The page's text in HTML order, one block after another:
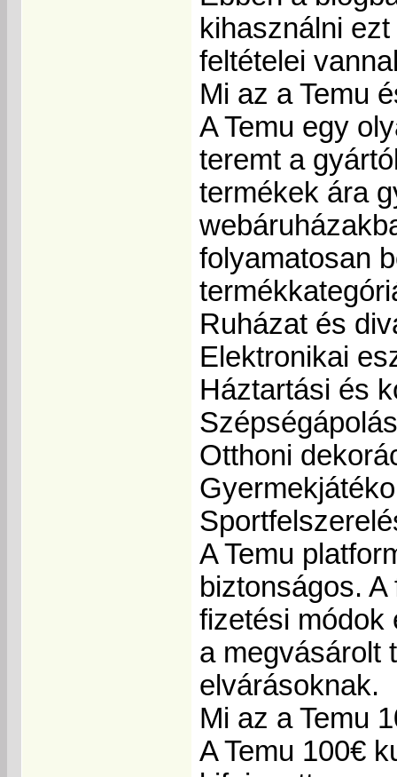
kihasználni
feltételei
Mi az a Temu
A Temu egy
teremt a
termékek ára
folyamatosan
Ruházat és
Elektronikai
Háztartási és
Otthoni
A Temu
biztonságos.
fizetési módok
a megvásárolt
elvárásoknak.
Mi az a Temu
A Temu 100€